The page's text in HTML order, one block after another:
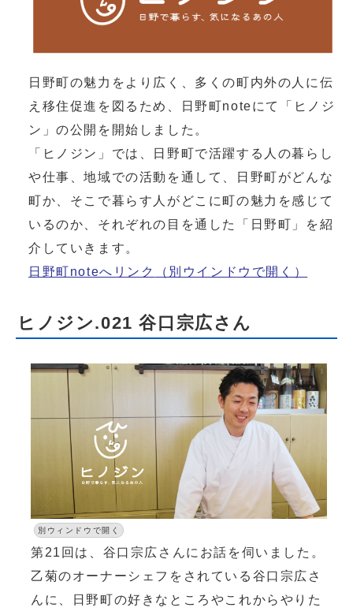
日野町の魅力をより広く、多くの町内外の人に伝
え移住促進を図るため、日野町noteにて「ヒノジ
ン」の公開を開始しました。
「ヒノジン」では、日野町で活躍する人の暮らし
や仕事、地域での活動を通して、日野町がどんな
町か、そこで暮らす人がどこに町の魅力を感じて
いるのか、それぞれの目を通した「日野町」を紹
介していきます。
日野町noteへリンク
（別ウインドウで開く）
ヒノジン.021 谷口宗広さん
別ウィンドウで開く
第21回は、谷口宗広さんにお話を伺いました。
乙菊のオーナーシェフをされている谷口宗広さ
んに、日野町の好きなところやこれからやりた